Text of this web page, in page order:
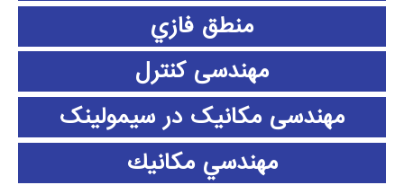
منطق فازي
مهندسی کنترل
مهندسی مکانیک در سیمولینک
مهندسي مكانيك